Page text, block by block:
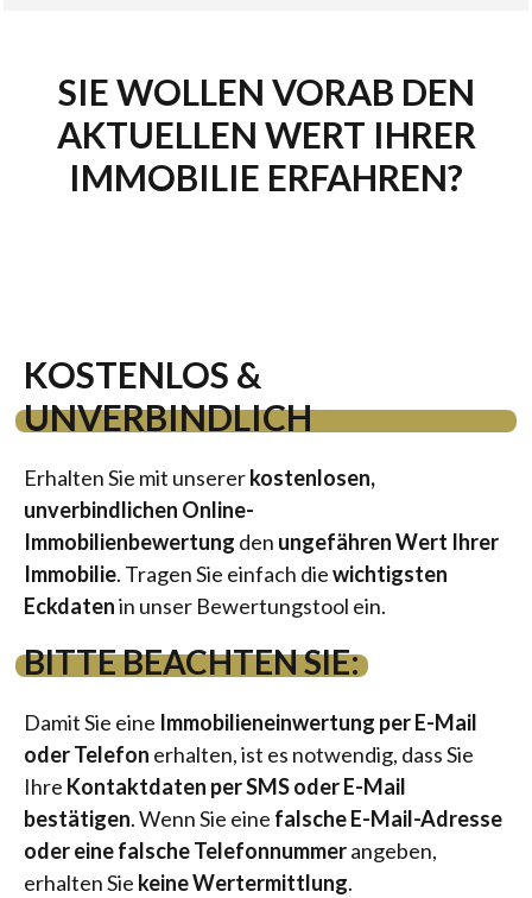
SIE WOLLEN VORAB DEN
AKTUELLEN WERT IHRER
IMMOBILIE ERFAHREN?
KOSTENLOS &
UNVERBINDLICH
Erhalten Sie mit unsererkostenlosen,
unverbindlichen Online-
Immobilienbewertung den ungefähren Wert Ihrer
Immobilie. Tragen Sie einfach diewichtigsten
Eckdatenin unser Bewertungstool ein.
BITTE BEACHTEN SIE:
Damit Sie eine Immobilieneinwertung per E-Mail
oder Telefon erhalten, ist es notwendig, dass Sie
Ihre Kontaktdaten per SMS oder E-Mail
bestätigen. Wenn Sie eine falsche E-Mail-Adresse
oder eine falsche Telefonnummerangeben,
erhalten Sie keine Wertermittlung.